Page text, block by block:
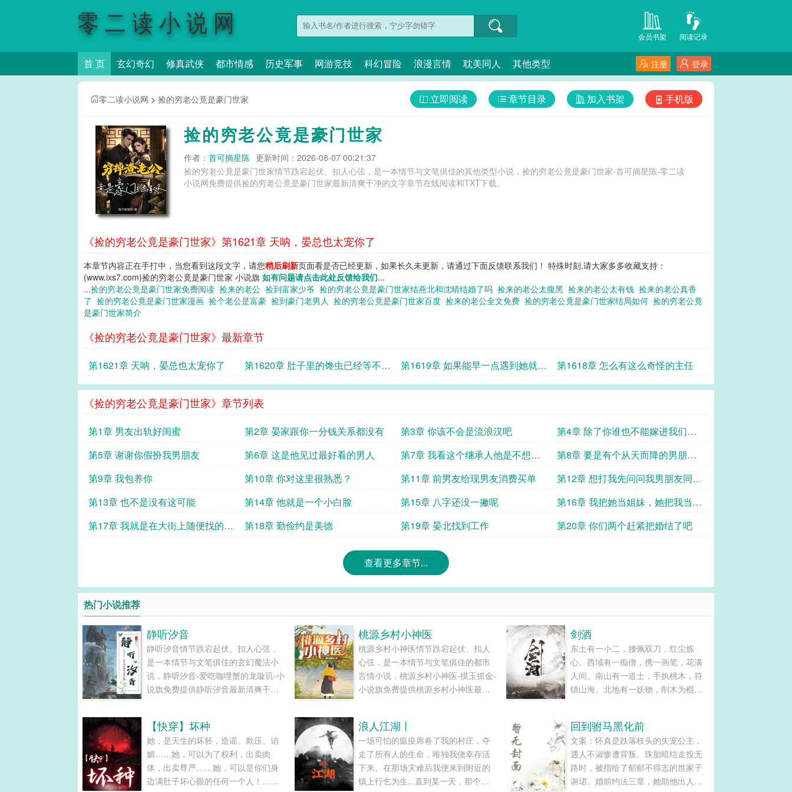
零二读小说网 阅读记录
会员书架
首 页 玄幻奇幻 修真武侠 都市情感 历史军事 网游竞技 科幻冒险 浪漫言情 耽美同人 其他类型 登录
注册
零二读小说网 > 捡的穷老公竟是豪门世家 手机版
加入书架
章节目录
立即阅读
捡的穷老公竟是豪门世家
作者： 首可摘星陈 更新时间：2026-08-07 00:21:37
捡的穷老公竟是豪门世家情节跌宕起伏、扣人心弦，是一本情节与文笔俱佳的其他类型小说，捡的穷老公竟是豪门世家-首可摘星陈-零二读
小说网免费提供捡的穷老公竟是豪门世家最新清爽干净的文字章节在线阅读和TXT下载。
《捡的穷老公竟是豪门世家》第1621章 天呐，晏总也太宠你了
本章节内容正在手打中，当您看到这段文字，请您稍后刷新页面看是否已经更新，如果长久未更新，请通过下面反馈联系我们！ 特殊时刻,请大家多多收藏支持：
(www.ixs7.com)捡的穷老公竟是豪门世家 小说旗 如有问题请点击此处反馈给我们...
...捡的穷老公竟是豪门世家免费阅读 捡来的老公 捡到富家少爷 捡的穷老公竟是豪门世家结燕北和沈晴结婚了吗 捡来的老公太腹黑 捡来的老公太有钱 捡来的老公真香
了 捡的穷老公竟是豪门世家漫画 捡个老公是富豪 捡到豪门老男人 捡的穷老公竟是豪门世家百度 捡来的老公全文免费 捡的穷老公竟是豪门世家结局如何 捡的穷老公竟
是豪门世家简介
《捡的穷老公竟是豪门世家》最新章节
第1621章 天呐，晏总也太宠你了
第1620章 肚子里的馋虫已经等不及
了
第1619章 如果能早一点遇到她就好
了
第1618章 怎么有这么奇怪的主任
《捡的穷老公竟是豪门世家》章节列表
第1章 男友出轨好闺蜜 第2章 晏家跟你一分钱关系都没有 第3章 你该不会是流浪汉吧
第4章 除了你谁也不能嫁进我们晏
家
第5章 谢谢你假扮我男朋友 第6章 这是他见过最好看的男人
第7章 我看这个继承人他是不想当
了
第8章 要是有个从天而降的男朋友
就好了
第9章 我包养你 第10章 你对这里很熟悉？ 第11章 前男友给现男友消费买单
第12章 想打我先问问我男朋友同不
同意
第13章 也不是没有这可能 第14章 他就是一个小白脸 第15章 八字还没一撇呢
第16章 我把她当姐妹，她把我当傻
子
第17章 我就是在大街上随便找的男
第18章 勤俭约是美德 第19章 晏北找到工作 第20章 你们两个赶紧把婚结了吧
查看更多章节...
热门小说推荐
静听汐音
静听汐音情节跌宕起伏、扣人心弦，
是一本情节与文笔俱佳的玄幻魔法小
说，静听汐音-爱吃咖哩蟹的龙璇玑-小
说旗免费提供静听汐音最新清爽干净
桃源乡村小神医
桃源乡村小神医情节跌宕起伏、扣人
心弦，是一本情节与文笔俱佳的都市
言情小说，桃源乡村小神医-摸玉抓金-
小说旗免费提供桃源乡村小神医最新
剑酒
东土有一小二，腰佩双刀，红尘炼
心。西域有一痴僧，携一画笔，花满
人间。南山有一道士，手执桃木，符
镇山海。北地有一妖物，削木为棍，
然千里，一剑霜寒九州！......
【快穿】坏种
她，是天生的坏胚，造谣、欺压、谄
媚……她，可以为了权利，出卖肉
体，出卖尊严……她，可以是你们身
边满肚子坏心眼的任何一个人！……
浪人江湖丨
一场可怕的瘟疫席卷了我的村庄，夺
走了所有人的生命，唯独我侥幸存活
下来。在那场灾难后我便来到附近的
镇上行乞为生...直到某一天，那个剑
回到驸马黑化前
文案：怀真是跌落枝头的失宠公主，
遇人不淑惨遭背叛。珠胎暗结走投无
路时，被指给了郁郁不得志的世家子
谢珺。婚前约法三章，她助他出人头